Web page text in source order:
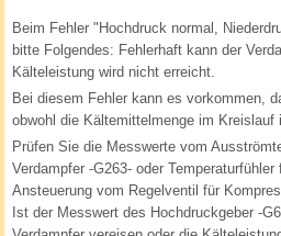
Beim Fehler "Hochdruck normal,
bitte Folgendes: Fehlerhaft kann der
Kälteleistung wird nicht erreicht.
Bei diesem Fehler kann es vorkommen,
obwohl die Kältemittelmenge im Kreislauf
Prüfen Sie die Messwerte vom
Verdampfer -G263- oder
Ansteuerung vom Regelventil für
Ist der Messwert des Hochdruckgeber -